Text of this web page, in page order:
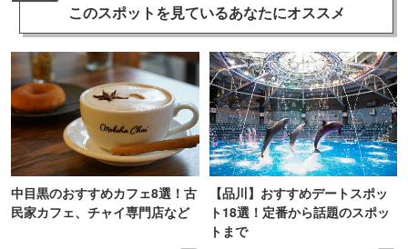
このスポットを見ているあなたにオススメ
中目黒のおすすめカフェ8選！古
民家カフェ、チャイ専門店など
【品川】おすすめデートスポッ
ト18選！定番から話題のスポッ
トまで